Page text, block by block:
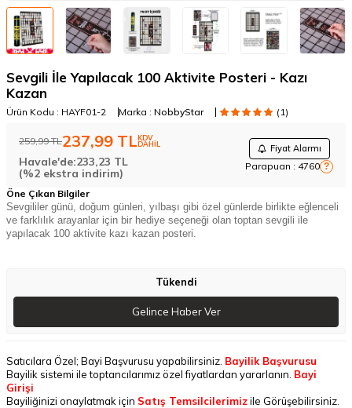
Sevgili İle Yapılacak 100 Aktivite Posteri - Kazı
Kazan
Ürün Kodu : HAYF01-2 Marka : NobbyStar (1)
259,99TL237,99 TLKDV
DAHİL Fiyat Alarmı
Parapuan : 4760 ?
Havale'de:233,23 TL
(%2 ekstra indirim)
Öne Çıkan Bilgiler
Sevgililer günü, doğum günleri, yılbaşı gibi özel günlerde birlikte eğlenceli
ve farklılık arayanlar için bir hediye seçeneği olan toptan sevgili ile
yapılacak 100 aktivite kazı kazan posteri.
Tükendi
Gelince Haber Ver
Satıcılara Özel; Bayi Başvurusu yapabilirsiniz. Bayilik Başvurusu
Bayilik sistemi ile toptancılarımız özel fiyatlardan yararlanın. Bayi
Girişi
Bayiliğinizi onaylatmak için Satış Temsilcilerimizile Görüşebilirsiniz.